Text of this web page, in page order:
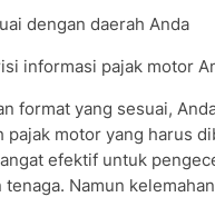
dengan daerah Anda
informasi pajak motor
format yang sesuai,
motor yang harus
efektif untuk
Namun